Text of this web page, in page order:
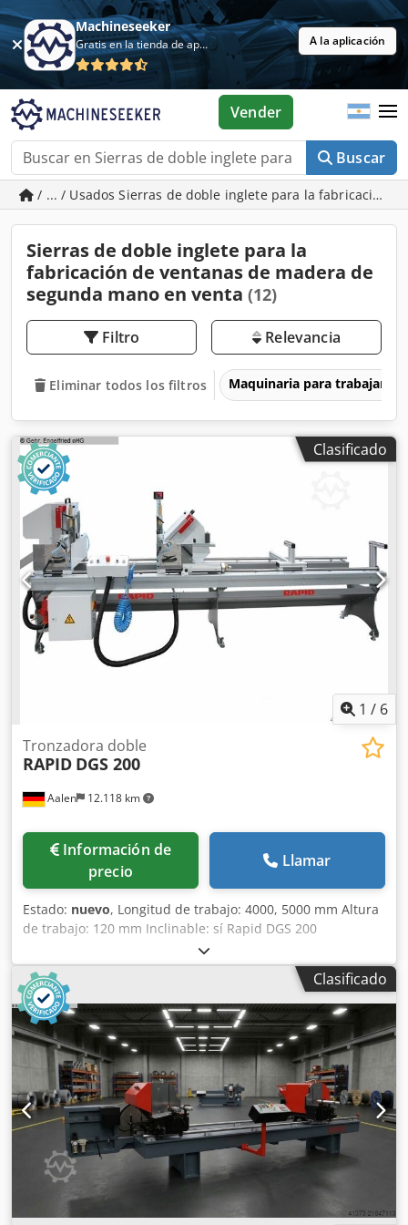
Machineseeker
Gratis en la tienda de aplicaciones A la aplicación
Buscar
Vender
/ ... / Usados Sierras de doble inglete para la fabricación
Sierras de doble inglete para la
fabricación de ventanas de madera de
segunda mano en venta (12)
Filtro Relevancia
Eliminar todos los filtros Maquinaria para trabajar la
Clasificado
1 / 6
Aalen 12.118 km
Tronzadora doble
RAPID DGS 200
Información de
precio
Llamar
Estado: nuevo, Longitud de trabajo: 4000, 5000 mm Altura
de trabajo: 120 mm Inclinable: sí Rapid DGS 200
Serraradora de doble inglete ----- Con disco de sierra de
420 mm de diámetro, ajuste de longitud manual con
indicador de longitud digital Precisión perfecta en
medidas y ángulos garantizada. Para ello empleamos
tecnología de movimiento precisa y eficiente: Guías de
casquillos de bolas para el ajuste longitudinal, suspensión
de los cabezales basculantes para un ajuste de ángulo
cómodo y seguro entre 45° y 90°. El ajuste de longitud y
ángulo de esta tronzadora de doble cabezal se realiza
manualmente. Un mayor confort de uso y aumento de la
eficiencia se logran gracias al indicador de longitud digital.
Chodpjxmk Amjfx Algea Características del sistema: ----- -
Ajuste manual de longitud y ángulo - Disco de sierra Ø 420
mm - Construcción soldada robusta - Guía lineal con
rodamientos de bolas de larga vida útil - Ejes de guía
Clasificado